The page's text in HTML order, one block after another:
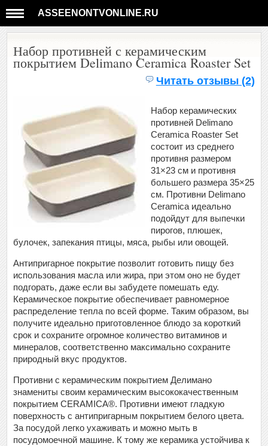
ASSEENONTVONLINE.RU
Набор противней с керамическим
покрытием Delimano Ceramica Roaster Set
Читать отзывы (2)
Набор керамических
противней Delimano
Ceramica Roaster Set
состоит из среднего
противня размером
31×23 см и противня
большего размера 35×25
см. Противни Delimano
Ceramica идеально
подойдут для выпечки
пирогов, плюшек,
булочек, запекания птицы, мяса, рыбы или овощей.
Антипригарное покрытие позволит готовить пищу без
использования масла или жира, при этом оно не будет
подгорать, даже если вы забудете помешать еду.
Керамическое покрытие обеспечивает равномерное
распределение тепла по всей форме. Таким образом, вы
получите идеально приготовленное блюдо за короткий
срок и сохраните огромное количество витаминов и
минералов, соответственно максимально сохраните
природный вкус продуктов.
Противни с керамическим покрытием Делимано
знамениты своим керамическим высококачественным
покрытием CERAMICA®. Противни имеют гладкую
поверхность с антипригарным покрытием белого цвета.
За посудой легко ухаживать и можно мыть в
посудомоечной машине. К тому же керамика устойчива к